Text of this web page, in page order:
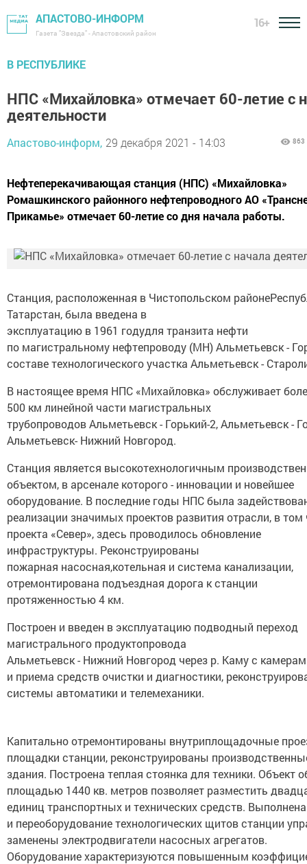
АПАСТОВО-ИНФОРМ
Газета "Звезда" - Апастовский район
16+
В РЕСПУБЛИКЕ
НПС «Михайловка» отмечает 60-летие с
деятельности
Апастово-информ, 29 декабря 2021 - 14:03 863
Нефтеперекачивающая станция (НПС) «Михайловка»
Ромашкинского районного нефтепроводного АО
Прикамье» отмечает 60-летие со дня начала работы.
Станция, расположенная в Чистопольском
Татарстан, была введена в
эксплуатацию в 1961 годудля транзита нефти
по магистральному нефтепроводу (МН) Альметьевск -
составе технологического участка Альметьевск -
В настоящее время НПС «Михайловка» обслуживает
500 км линейной части магистральных
трубопроводов Альметьевск - Горький-2, Альметьевск -
Альметьевск- Нижний Новгород.
Станция является высокотехнологичным
объектом, в арсенале которого - инновации и новейшее
оборудование. В последние годы НПС была
реализации значимых проектов развития отрасли, в том
проекта «Север», здесь проводилось обновление
инфраструктуры. Реконструированы
пожарная насосная,котельная и система канализации,
отремонтирована подъездная дорога к станции
протяженностью 4 км.
Построен и введен в эксплуатацию подводный переход
магистрального продуктопровода
Альметьевск - Нижний Новгород через р. Каму с
и приема средств очистки и диагностики,
системы автоматики и телемеханики.
Капитально отремонтированы внутриплощадочные
площадки станции, реконструированы
здания. Построена теплая стоянка для техники. Объект
площадью 1440 кв. метров позволяет разместить
единиц транспортных и технических средств.
и переоборудование технологических щитов станции
заменены электродвигатели насосных агрегатов.
Оборудование характеризуются повышенным